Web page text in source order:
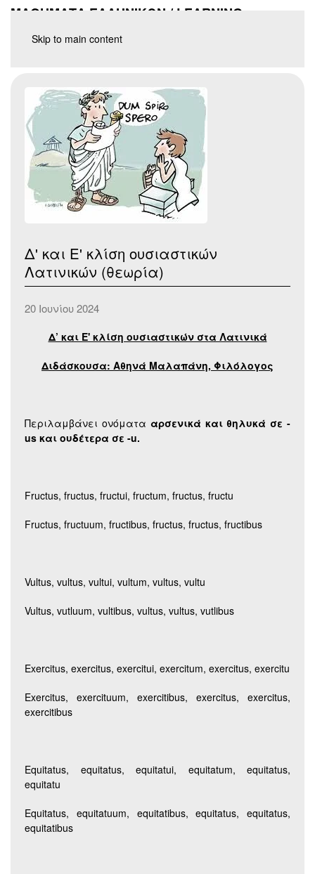
Skip to main content
ΜΑΘΗΜΑΤΑ ΕΛΛΗΝΙΚΩΝ / LEARNING
GREEK
Δ' και Ε' κλίση ουσιαστικών
Λατινικών (θεωρία)
20 Ιουνίου 2024
Δ’ και Ε' κλίση ουσιαστικών στα Λατινικά
Διδάσκουσα: Αθηνά Μαλαπάνη, Φιλόλογος
Περιλαμβάνει ονόματα αρσενικά και θηλυκά σε -
us και ουδέτερα σε -u.
Fructus, fructus, fructui, fructum, fructus, fructu
Fructus, fructuum, fructibus, fructus, fructus, fructibus
Vultus, vultus, vultui, vultum, vultus, vultu
Vultus, vutluum, vultibus, vultus, vultus, vutlibus
Exercitus, exercitus, exercitui, exercitum, exercitus, exercitu
Exercitus, exercituum, exercitibus, exercitus, exercitus,
exercitibus
Equitatus, equitatus, equitatui, equitatum, equitatus,
equitatu
Equitatus, equitatuum, equitatibus, equitatus, equitatus,
equitatibus